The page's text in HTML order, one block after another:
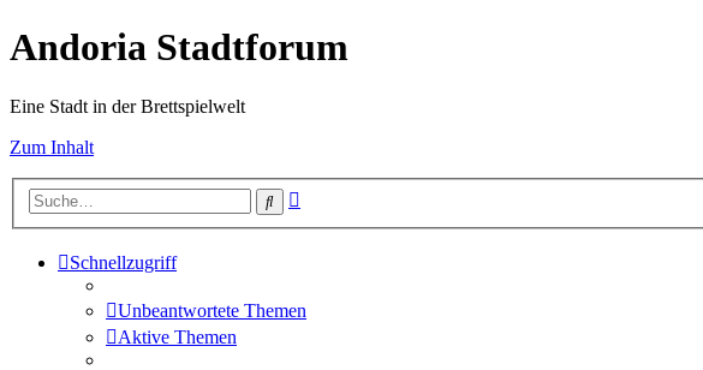
Andoria Stadtforum
Eine Stadt in der Brettspielwelt
Zum Inhalt
Suche
Schnellzugriff
Unbeantwortete Themen
Aktive Themen